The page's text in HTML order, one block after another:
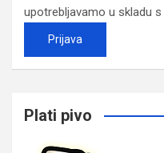
upotrebljavamo u skladu s
Plati pivo